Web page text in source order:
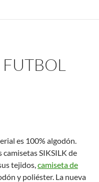
es 100% algodón.
SIKSILK de
tejidos,camiseta de
y poliéster. La nueva